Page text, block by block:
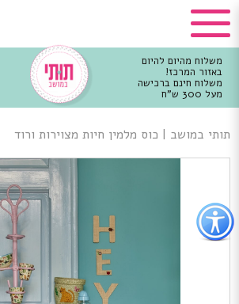
כפתור
לפתיחת
תפריט
נגישות
משלוח מהיום להיום
באזור המרכז!
משלוח חינם ברכישה
מעל 300 ש"ח
מרכזי
תותי במושב | כוס מלמין חיות מצוירות ורוד